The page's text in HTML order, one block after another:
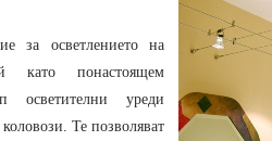
за осветлението на
като понастоящем
осветителни уреди
Те позволяват